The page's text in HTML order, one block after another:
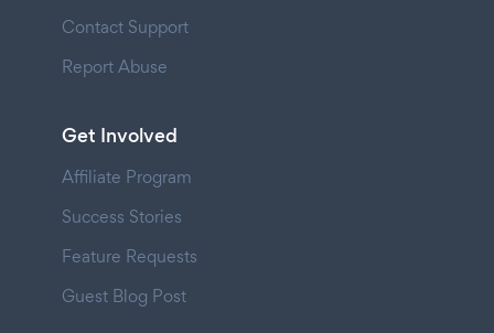
Contact Support
Report Abuse
Get Involved
Affiliate Program
Success Stories
Feature Requests
Guest Blog Post